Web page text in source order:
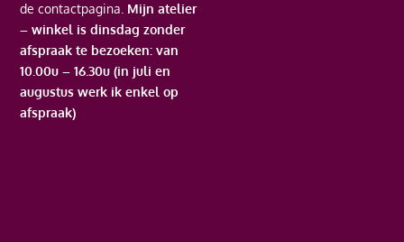
de contactpagina. Mijn atelier
– winkel is dinsdag zonder
afspraak te bezoeken: van
10.00u – 16.30u (in juli en
augustus werk ik enkel op
afspraak)